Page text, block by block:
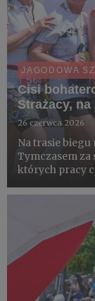
JAGODOWA
Cisi
Strażacy,
26 czerwca 2026
Na trasie
Tymczasem za
których pracy
lat wspierający